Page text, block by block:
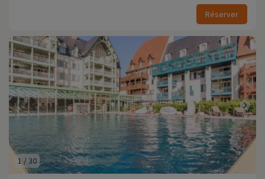
Réserver
1 /30